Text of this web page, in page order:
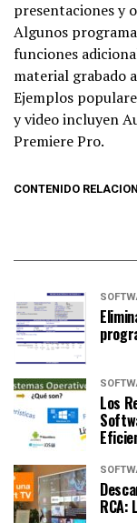
presentaciones y
Algunos
funciones
material grabado
Ejemplos
y video incluyen
Premiere Pro.
CONTENIDO
Los
RCA: